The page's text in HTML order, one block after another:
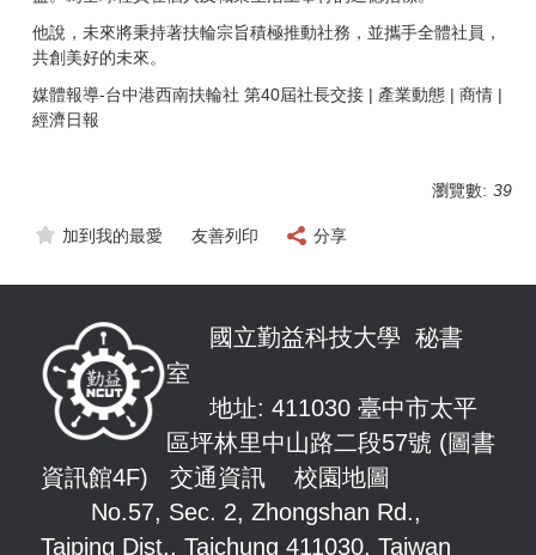
他說，未來將秉持著扶輪宗旨積極推動社務，並攜手全體社員，
共創美好的未來。
媒體報導-台中港西南扶輪社 第40屆社長交接 | 產業動態 | 商情 |
經濟日報
瀏覽數: 39
加到我的最愛 友善列印 分享
國立勤益科技大學 秘書
室
地址: 411030 臺中市太平
區坪林里中山路二段57號 (圖書
資訊館4F) 交通資訊
校園地圖
No.57, Sec. 2, Zhongshan Rd.,
Taiping Dist., Taichung 411030, Taiwan